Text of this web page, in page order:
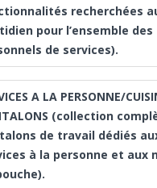
recherchées
pour l’ensemble des
de services).
A LA PERSONNE/
(collection
de travail dédiés
à la personne et aux